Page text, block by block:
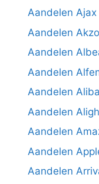
Aandelen Ajax
Aandelen
Aandelen
Aandelen
Aandelen
Aandelen
Aandelen
Aandelen
Aandelen